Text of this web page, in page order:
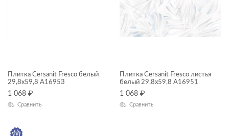
КОЛЛЕКЦИЯ
Плитка Cersanit Fresco белый
29,8x59,8 A16953
1 068 ₽
Сравнить
Плитка Cersanit Fresco листья
белый 29,8x59,8 A16951
1 068 ₽
Сравнить